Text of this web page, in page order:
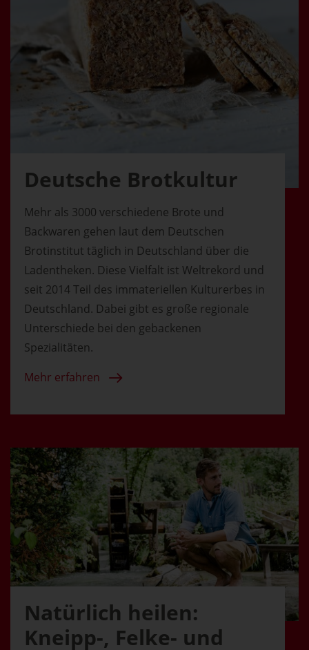
Deutsche Brotkultur
Mehr als 3000 verschiedene Brote und
Backwaren gehen laut dem Deutschen
Brotinstitut täglich in Deutschland über die
Ladentheken. Diese Vielfalt ist Weltrekord und
seit 2014 Teil des immateriellen Kulturerbes in
Deutschland. Dabei gibt es große regionale
Unterschiede bei den gebackenen
Spezialitäten.
Mehr erfahren
Natürlich heilen:
Kneipp-, Felke- und